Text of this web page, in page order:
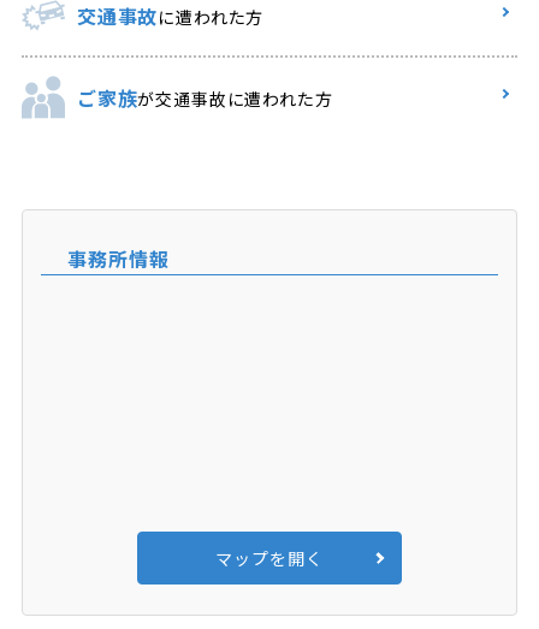
交通事故に遭われた方
ご家族が交通事故に遭われた方
事務所情報
マップを開く